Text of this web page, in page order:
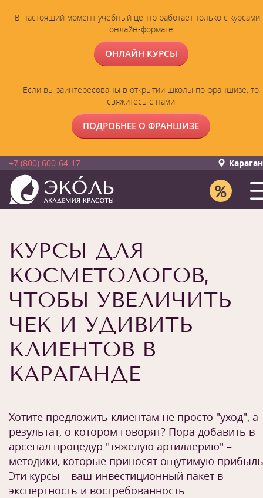
В настоящий момент учебный центр работает только с курсами
онлайн-формате
ОНЛАЙН КУРСЫ
Если вы заинтересованы в открытии школы по франшизе, то
свяжитесь с нами
ПОДРОБНЕЕ О ФРАНШИЗЕ
+7 (800) 600-64-17
КУРСЫ ДЛЯ
КОСМЕТОЛОГОВ,
ЧТОБЫ УВЕЛИЧИТЬ
ЧЕК И УДИВИТЬ
КЛИЕНТОВ В
КАРАГАНДЕ
Хотите предложить клиентам не просто "уход", а
результат, о котором говорят? Пора добавить в
арсенал процедур "тяжелую артиллерию" –
методики, которые приносят ощутимую
Эти курсы – ваш инвестиционный пакет в
экспертность и востребованность